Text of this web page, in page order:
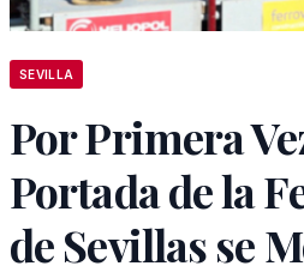
SEVILLA
Por Primera
Portada de la
de Sevillas se